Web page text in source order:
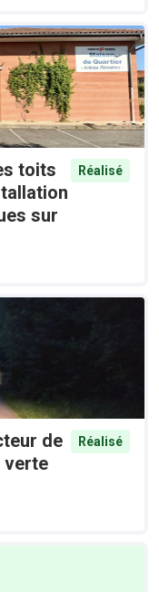
toits
sur
Réalisé
de
verte
Réalisé